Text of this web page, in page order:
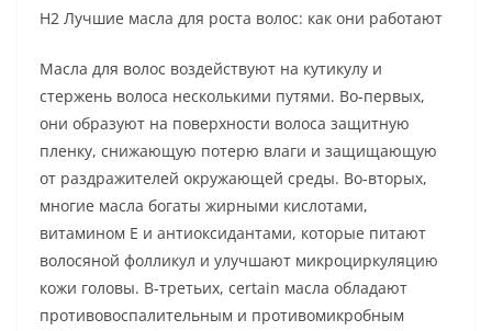
H2 Лучшие масла для роста волос: как они работают
Масла для волос воздействуют на кутикулу и
стержень волоса несколькими путями. Во-первых,
они образуют на поверхности волоса защитную
пленку, снижающую потерю влаги и защищающую
от раздражителей окружающей среды. Во-вторых,
многие масла богаты жирными кислотами,
витамином Е и антиоксидантами, которые питают
волосяной фолликул и улучшают микроциркуляцию
кожи головы. В-третьих, certain масла обладают
противовоспалительным и противомикробным